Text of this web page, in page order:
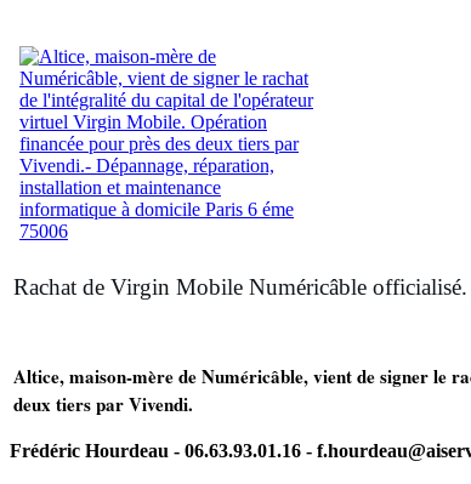
Rachat de Virgin Mobile Numéricâble
Altice, maison-mère de Numéricâble, vient de signer le
deux tiers par Vivendi.
Frédéric Hourdeau - 06.63.93.01.16 -